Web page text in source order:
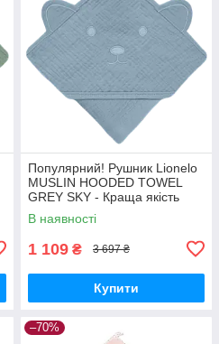
Популярний! Рушник Lionelo
MUSLIN HOODED TOWEL
GREY SKY - Краща якість
тільки на Nukleon.com.ua
В наявності
1 109 ₴ 3 697 ₴
Купити
–70%